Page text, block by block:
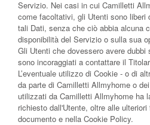
Servizio. Nei casi in cui Camilletti
come facoltativi, gli Utenti sono liberi
tali Dati, senza che ciò abbia alcuna
disponibilità del Servizio o sulla sua
Gli Utenti che dovessero avere dubbi
sono incoraggiati a contattare il
L’eventuale utilizzo di Cookie - o di
da parte di Camilletti Allmyhome o
utilizzati da Camilletti Allmyhome ha
richiesto dall'Utente, oltre alle
documento e nella Cookie Policy.